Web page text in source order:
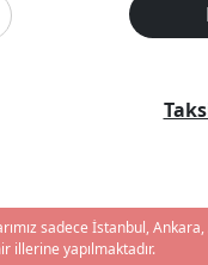
sadece İstanbul,
illerine yapılmaktadır.